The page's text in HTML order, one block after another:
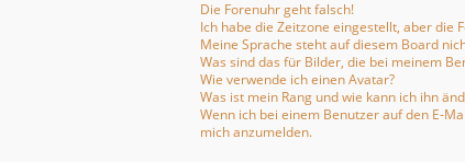
Die Forenuhr geht falsch!
Ich habe die Zeitzone eingestellt, aber die
Meine Sprache steht auf diesem Board
Was sind das für Bilder, die bei meinem
Wie verwende ich einen Avatar?
Was ist mein Rang und wie kann ich ihn
Wenn ich bei einem Benutzer auf den E-
mich anzumelden.